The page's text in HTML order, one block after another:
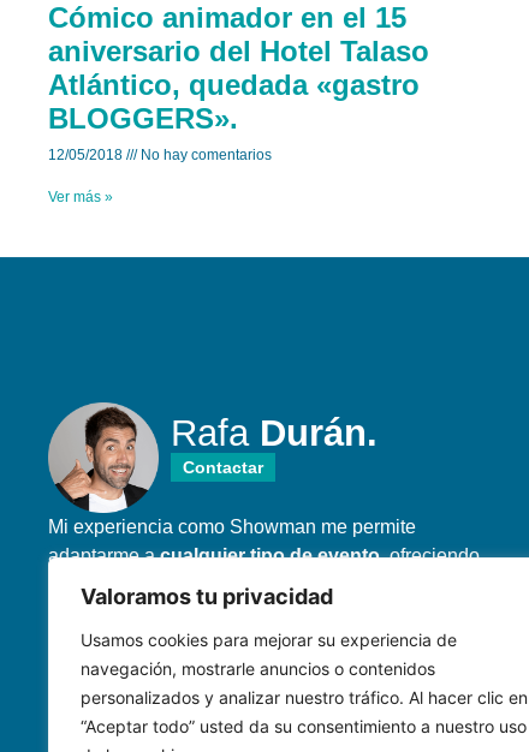
Valoramos tu privacidad
Usamos cookies para mejorar su experiencia de
navegación, mostrarle anuncios o contenidos
personalizados y analizar nuestro tráfico. Al hacer clic en
“Aceptar todo” usted da su consentimiento a nuestro uso
Cómico animador en el 15
aniversario del Hotel Talaso
Atlántico, quedada «gastro
BLOGGERS».
12/05/2018 No hay comentarios
Ver más »
Rafa Durán.
Contactar
Mi experiencia como Showman me permite
adaptarme acualquier tipo de evento, ofreciendo
un enfoque personalizado y asegurando que el
público siempre esté conectado y pasándolo en
grande.